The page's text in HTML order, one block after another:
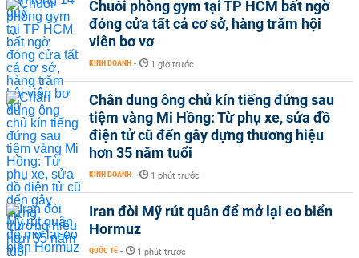
Chuỗi phòng gym tại TP HCM bất ngờ
đóng cửa tất cả cơ sở, hàng trăm hội
viên bơ vơ
KINH DOANH - 1 giờ trước
Chân dung ông chủ kín tiếng đứng sau
tiệm vàng Mi Hồng: Từ phụ xe, sửa đồ
điện tử cũ đến gây dựng thương hiệu
hơn 35 năm tuổi
KINH DOANH - 1 phút trước
Iran đòi Mỹ rút quân để mở lại eo biển
Hormuz
QUỐC TẾ - 1 phút trước